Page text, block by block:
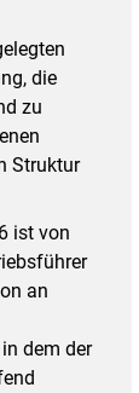
die
zu
Struktur
ist von
an
dem der